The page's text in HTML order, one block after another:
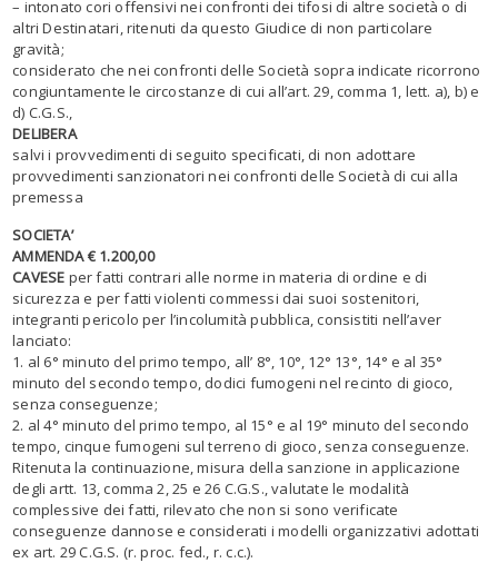
– intonato cori offensivi nei confronti dei tifosi di altre società o di
altri Destinatari, ritenuti da questo Giudice di non particolare
gravità;
considerato che nei confronti delle Società sopra indicate ricorrono
congiuntamente le circostanze di cui all’art. 29, comma 1, lett. a), b) e
d) C.G.S.,
DELIBERA
salvi i provvedimenti di seguito specificati, di non adottare
provvedimenti sanzionatori nei confronti delle Società di cui alla
premessa
SOCIETA’
AMMENDA € 1.200,00
CAVESE per fatti contrari alle norme in materia di ordine e di
sicurezza e per fatti violenti commessi dai suoi sostenitori,
integranti pericolo per l’incolumità pubblica, consistiti nell’aver
lanciato:
1. al 6° minuto del primo tempo, all’ 8°, 10°, 12° 13°, 14° e al 35°
minuto del secondo tempo, dodici fumogeni nel recinto di gioco,
senza conseguenze;
2. al 4° minuto del primo tempo, al 15° e al 19° minuto del secondo
tempo, cinque fumogeni sul terreno di gioco, senza conseguenze.
Ritenuta la continuazione, misura della sanzione in applicazione
degli artt. 13, comma 2, 25 e 26 C.G.S., valutate le modalità
complessive dei fatti, rilevato che non si sono verificate
conseguenze dannose e considerati i modelli organizzativi adottati
ex art. 29 C.G.S. (r. proc. fed., r. c.c.).